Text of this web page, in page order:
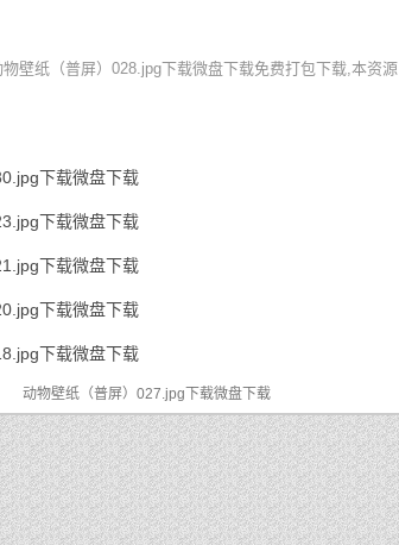
物壁纸（普屏）028.jpg下载微盘下载免费打包下载,本资
下载微盘下载
下载微盘下载
下载微盘下载
下载微盘下载
下载微盘下载
动物壁纸（普屏）027.jpg下载微盘下载